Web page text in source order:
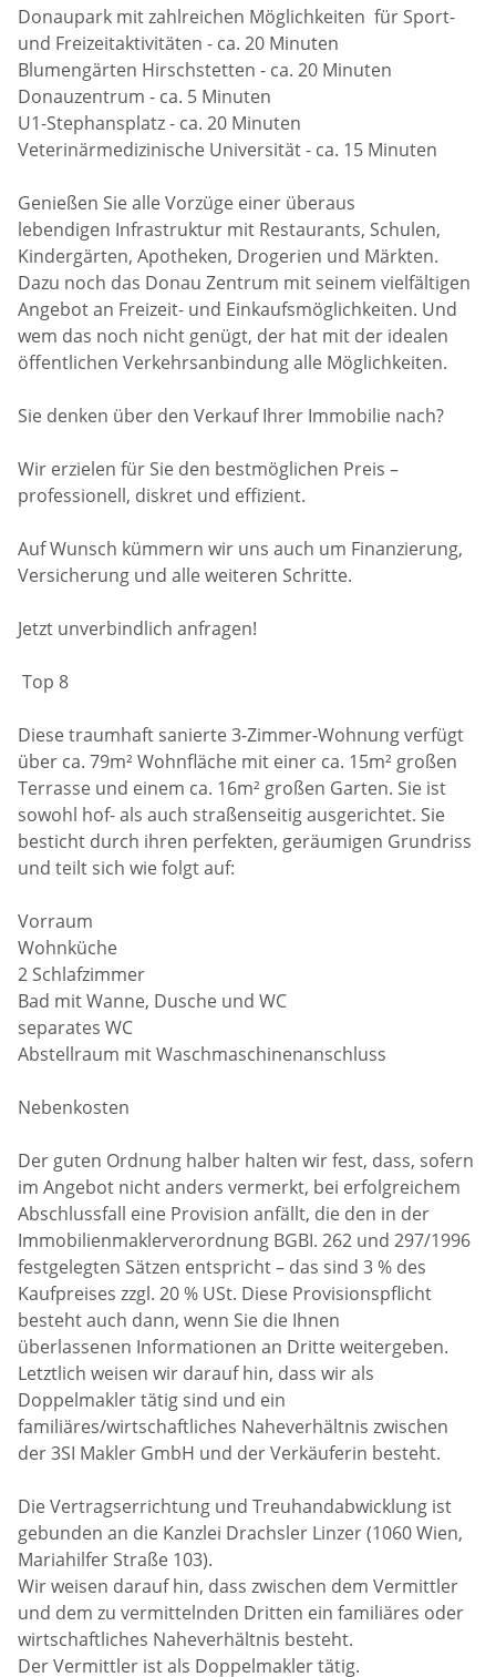
Donaupark mit zahlreichen Möglichkeiten für Sport-
und Freizeitaktivitäten - ca. 20 Minuten
Blumengärten Hirschstetten - ca. 20 Minuten
Donauzentrum - ca. 5 Minuten
U1-Stephansplatz - ca. 20 Minuten
Veterinärmedizinische Universität - ca. 15 Minuten
Genießen Sie alle Vorzüge einer überaus
lebendigen Infrastruktur mit Restaurants, Schulen,
Kindergärten, Apotheken, Drogerien und Märkten.
Dazu noch das Donau Zentrum mit seinem vielfältigen
Angebot an Freizeit- und Einkaufsmöglichkeiten. Und
wem das noch nicht genügt, der hat mit der idealen
öffentlichen Verkehrsanbindung alle Möglichkeiten.
Sie denken über den Verkauf Ihrer Immobilie nach?
Wir erzielen für Sie den bestmöglichen Preis –
professionell, diskret und effizient.
Auf Wunsch kümmern wir uns auch um Finanzierung,
Versicherung und alle weiteren Schritte.
Jetzt unverbindlich anfragen!
Top 8
Diese traumhaft sanierte 3-Zimmer-Wohnung verfügt
über ca. 79m² Wohnfläche mit einer ca. 15m² großen
Terrasse und einem ca. 16m² großen Garten. Sie ist
sowohl hof- als auch straßenseitig ausgerichtet. Sie
besticht durch ihren perfekten, geräumigen Grundriss
und teilt sich wie folgt auf:
Vorraum
Wohnküche
2 Schlafzimmer
Bad mit Wanne, Dusche und WC
separates WC
Abstellraum mit Waschmaschinenanschluss
Nebenkosten
Der guten Ordnung halber halten wir fest, dass, sofern
im Angebot nicht anders vermerkt, bei erfolgreichem
Abschlussfall eine Provision anfällt, die den in der
Immobilienmaklerverordnung BGBI. 262 und 297/1996
festgelegten Sätzen entspricht – das sind 3 % des
Kaufpreises zzgl. 20 % USt. Diese Provisionspflicht
besteht auch dann, wenn Sie die Ihnen
überlassenen Informationen an Dritte weitergeben.
Letztlich weisen wir darauf hin, dass wir als
Doppelmakler tätig sind und ein
familiäres/wirtschaftliches Naheverhältnis zwischen
der 3SI Makler GmbH und der Verkäuferin besteht.
Die Vertragserrichtung und Treuhandabwicklung ist
gebunden an die Kanzlei Drachsler Linzer (1060 Wien,
Mariahilfer Straße 103).
Wir weisen darauf hin, dass zwischen dem Vermittler
und dem zu vermittelnden Dritten ein familiäres oder
wirtschaftliches Naheverhältnis besteht.
Der Vermittler ist als Doppelmakler tätig.